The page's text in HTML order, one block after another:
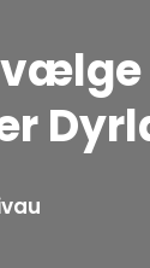
vælge